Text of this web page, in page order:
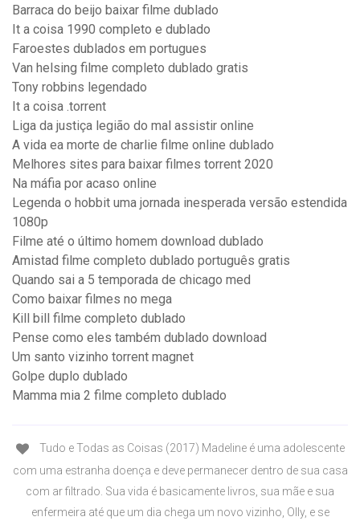
Barraca do beijo baixar filme dublado
It a coisa 1990 completo e dublado
Faroestes dublados em portugues
Van helsing filme completo dublado gratis
Tony robbins legendado
It a coisa .torrent
Liga da justiça legião do mal assistir online
A vida ea morte de charlie filme online dublado
Melhores sites para baixar filmes torrent 2020
Na máfia por acaso online
Legenda o hobbit uma jornada inesperada versão estendida
1080p
Filme até o último homem download dublado
Amistad filme completo dublado português gratis
Quando sai a 5 temporada de chicago med
Como baixar filmes no mega
Kill bill filme completo dublado
Pense como eles também dublado download
Um santo vizinho torrent magnet
Golpe duplo dublado
Mamma mia 2 filme completo dublado
Tudo e Todas as Coisas (2017) Madeline é uma adolescente
com uma estranha doença e deve permanecer dentro de sua casa
com ar filtrado. Sua vida é basicamente livros, sua mãe e sua
enfermeira até que um dia chega um novo vizinho, Olly, e se